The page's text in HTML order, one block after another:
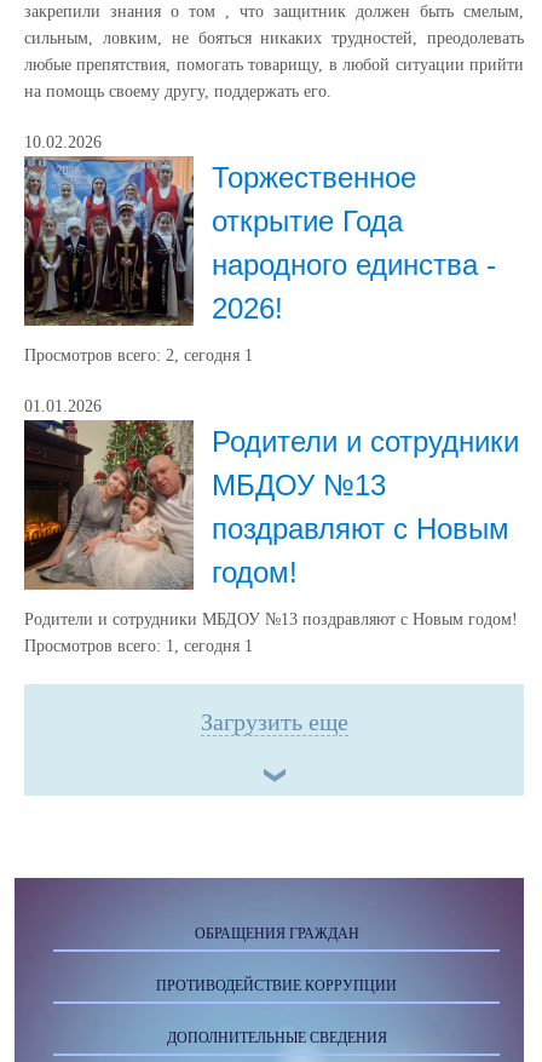
закрепили знания о том , что защитник должен быть смелым,
сильным, ловким, не бояться никаких трудностей, преодолевать
любые препятствия, помогать товарищу, в любой ситуации прийти
на помощь своему другу, поддержать его.
10.02.2026
Торжественное
открытие Года
народного единства -
2026!
Просмотров всего: 2, сегодня 1
01.01.2026
Родители и сотрудники
МБДОУ №13
поздравляют с Новым
годом!
Родители и сотрудники МБДОУ №13 поздравляют с Новым годом!
Просмотров всего: 1, сегодня 1
Загрузить еще
ОБРАЩЕНИЯ ГРАЖДАН
ПРОТИВОДЕЙСТВИЕ КОРРУПЦИИ
ДОПОЛНИТЕЛЬНЫЕ СВЕДЕНИЯ